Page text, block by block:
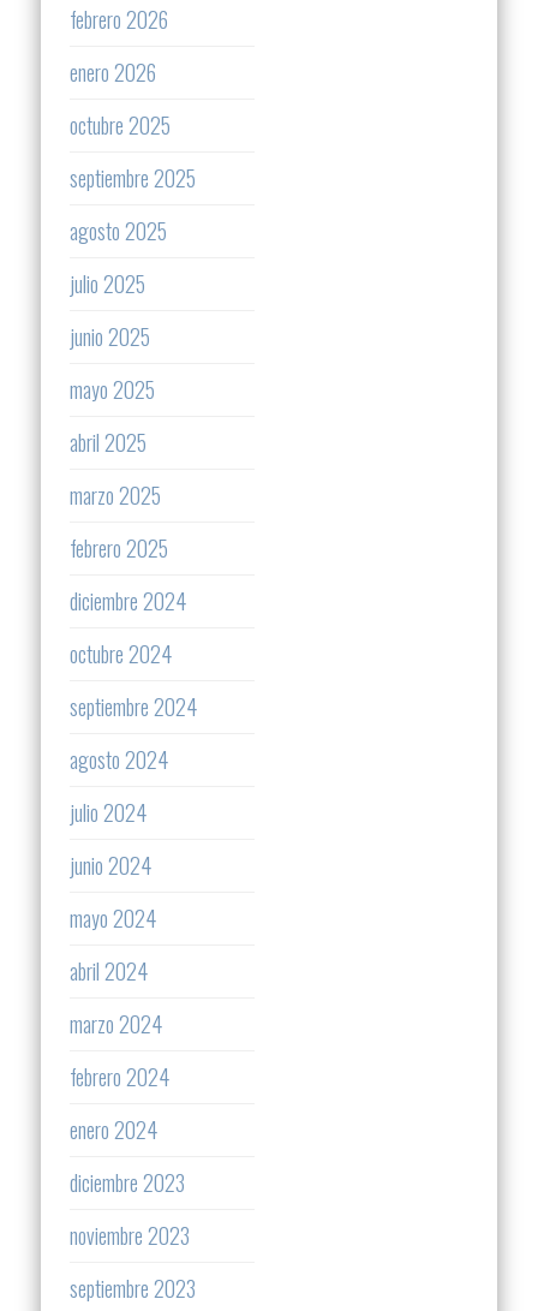
febrero 2026
enero 2026
octubre 2025
septiembre 2025
agosto 2025
julio 2025
junio 2025
mayo 2025
abril 2025
marzo 2025
febrero 2025
diciembre 2024
octubre 2024
septiembre 2024
agosto 2024
julio 2024
junio 2024
mayo 2024
abril 2024
marzo 2024
febrero 2024
enero 2024
diciembre 2023
noviembre 2023
septiembre 2023